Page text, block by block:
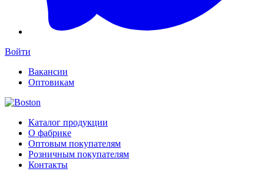
Войти
Вакансии
Оптовикам
Каталог продукции
О фабрике
Оптовым покупателям
Розничным покупателям
Контакты